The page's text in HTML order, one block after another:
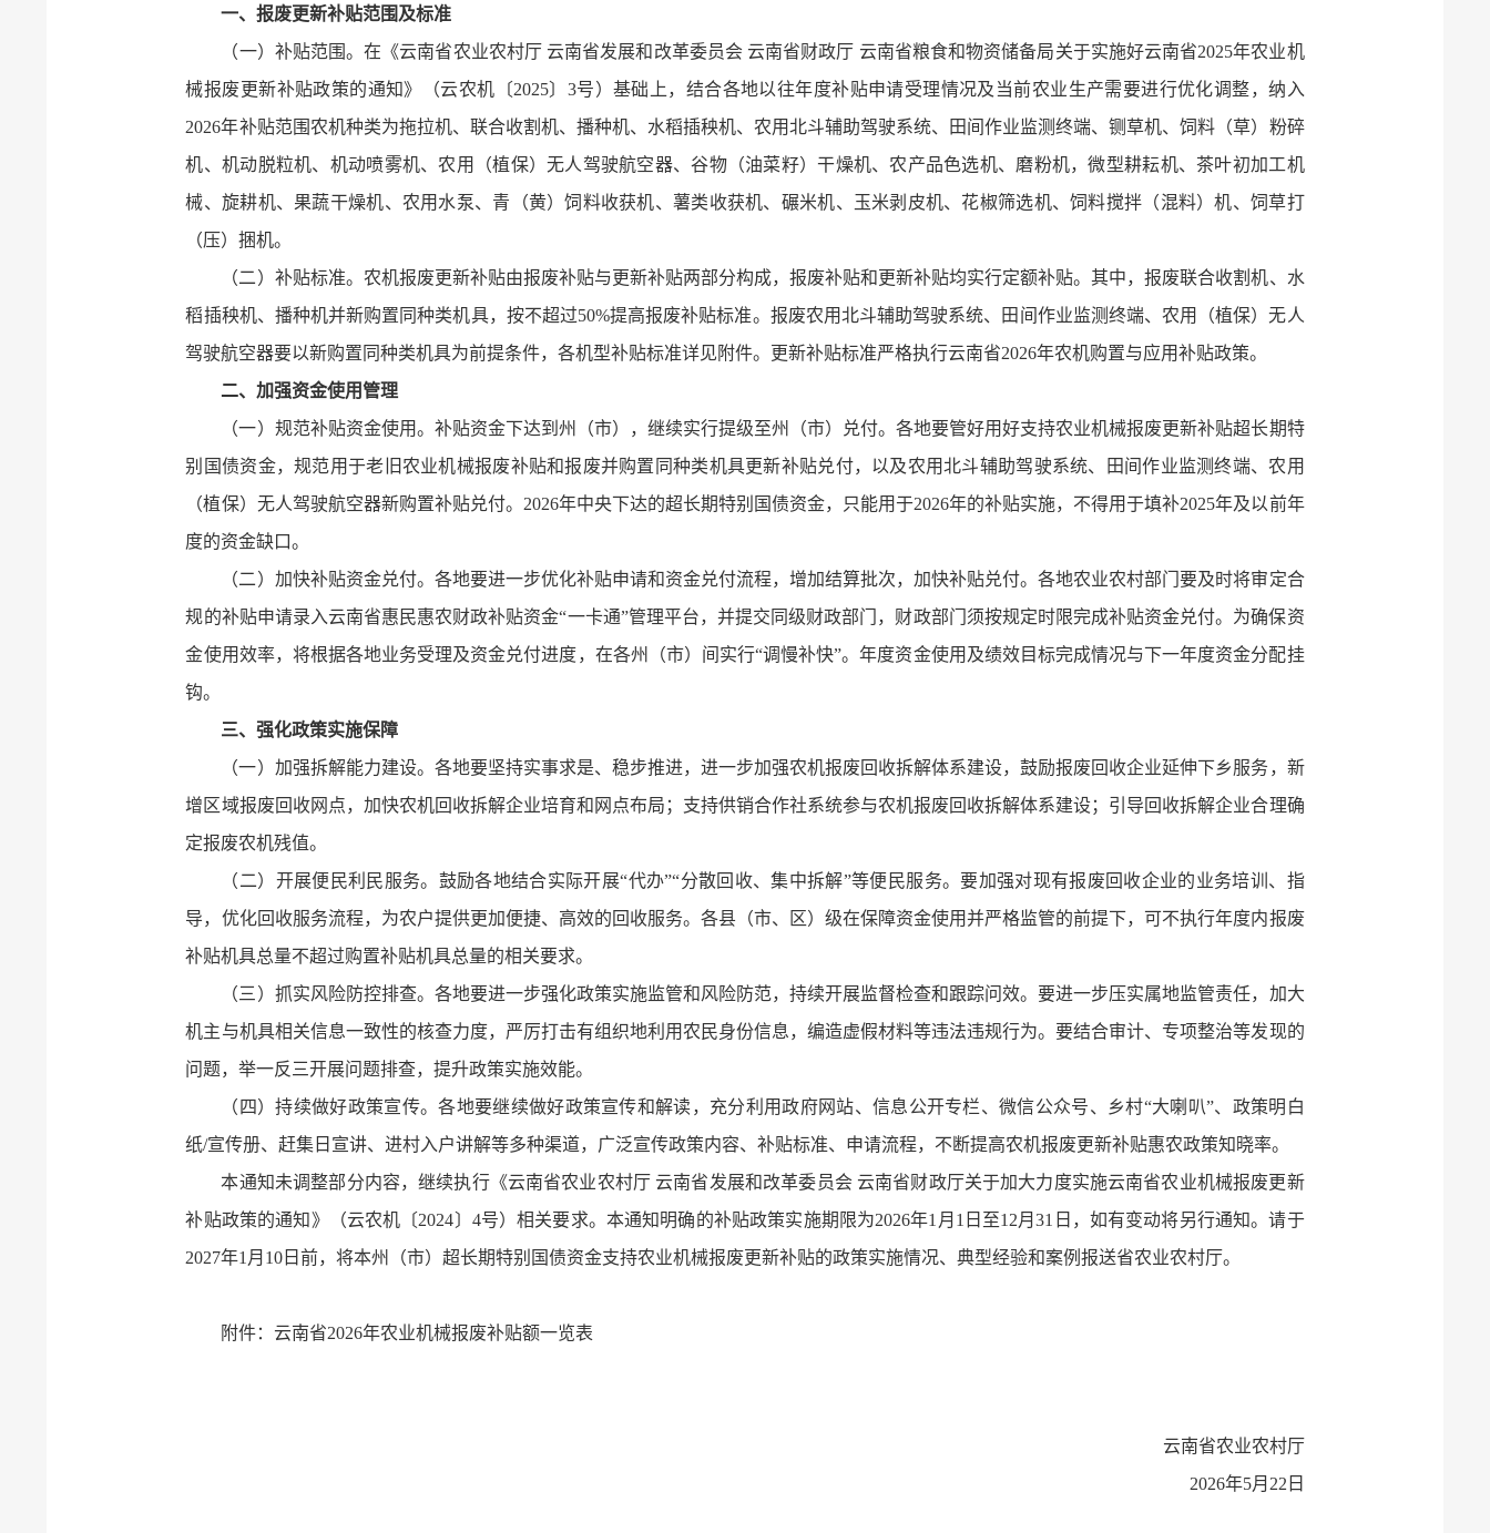
一、报废更新补贴范围及标准
（一）补贴范围。在《云南省农业农村厅 云南省发展和改革委员会 云南省财政厅 云南省粮食和物资储备局关于实施好云南省2025年农业机
械报废更新补贴政策的通知》（云农机〔2025〕3号）基础上，结合各地以往年度补贴申请受理情况及当前农业生产需要进行优化调整，纳入
2026年补贴范围农机种类为拖拉机、联合收割机、播种机、水稻插秧机、农用北斗辅助驾驶系统、田间作业监测终端、铡草机、饲料（草）粉碎
机、机动脱粒机、机动喷雾机、农用（植保）无人驾驶航空器、谷物（油菜籽）干燥机、农产品色选机、磨粉机，微型耕耘机、茶叶初加工机
械、旋耕机、果蔬干燥机、农用水泵、青（黄）饲料收获机、薯类收获机、碾米机、玉米剥皮机、花椒筛选机、饲料搅拌（混料）机、饲草打
（压）捆机。
（二）补贴标准。农机报废更新补贴由报废补贴与更新补贴两部分构成，报废补贴和更新补贴均实行定额补贴。其中，报废联合收割机、水
稻插秧机、播种机并新购置同种类机具，按不超过50%提高报废补贴标准。报废农用北斗辅助驾驶系统、田间作业监测终端、农用（植保）无人
驾驶航空器要以新购置同种类机具为前提条件，各机型补贴标准详见附件。更新补贴标准严格执行云南省2026年农机购置与应用补贴政策。
二、加强资金使用管理
（一）规范补贴资金使用。补贴资金下达到州（市），继续实行提级至州（市）兑付。各地要管好用好支持农业机械报废更新补贴超长期特
别国债资金，规范用于老旧农业机械报废补贴和报废并购置同种类机具更新补贴兑付，以及农用北斗辅助驾驶系统、田间作业监测终端、农用
（植保）无人驾驶航空器新购置补贴兑付。2026年中央下达的超长期特别国债资金，只能用于2026年的补贴实施，不得用于填补2025年及以前年
度的资金缺口。
（二）加快补贴资金兑付。各地要进一步优化补贴申请和资金兑付流程，增加结算批次，加快补贴兑付。各地农业农村部门要及时将审定合
规的补贴申请录入云南省惠民惠农财政补贴资金“一卡通”管理平台，并提交同级财政部门，财政部门须按规定时限完成补贴资金兑付。为确保资
金使用效率，将根据各地业务受理及资金兑付进度，在各州（市）间实行“调慢补快”。年度资金使用及绩效目标完成情况与下一年度资金分配挂
钩。
三、强化政策实施保障
（一）加强拆解能力建设。各地要坚持实事求是、稳步推进，进一步加强农机报废回收拆解体系建设，鼓励报废回收企业延伸下乡服务，新
增区域报废回收网点，加快农机回收拆解企业培育和网点布局；支持供销合作社系统参与农机报废回收拆解体系建设；引导回收拆解企业合理确
定报废农机残值。
（二）开展便民利民服务。鼓励各地结合实际开展“代办”“分散回收、集中拆解”等便民服务。要加强对现有报废回收企业的业务培训、指
导，优化回收服务流程，为农户提供更加便捷、高效的回收服务。各县（市、区）级在保障资金使用并严格监管的前提下，可不执行年度内报废
补贴机具总量不超过购置补贴机具总量的相关要求。
（三）抓实风险防控排查。各地要进一步强化政策实施监管和风险防范，持续开展监督检查和跟踪问效。要进一步压实属地监管责任，加大
机主与机具相关信息一致性的核查力度，严厉打击有组织地利用农民身份信息，编造虚假材料等违法违规行为。要结合审计、专项整治等发现的
问题，举一反三开展问题排查，提升政策实施效能。
（四）持续做好政策宣传。各地要继续做好政策宣传和解读，充分利用政府网站、信息公开专栏、微信公众号、乡村“大喇叭”、政策明白
纸/宣传册、赶集日宣讲、进村入户讲解等多种渠道，广泛宣传政策内容、补贴标准、申请流程，不断提高农机报废更新补贴惠农政策知晓率。
本通知未调整部分内容，继续执行《云南省农业农村厅 云南省发展和改革委员会 云南省财政厅关于加大力度实施云南省农业机械报废更新
补贴政策的通知》（云农机〔2024〕4号）相关要求。本通知明确的补贴政策实施期限为2026年1月1日至12月31日，如有变动将另行通知。请于
2027年1月10日前，将本州（市）超长期特别国债资金支持农业机械报废更新补贴的政策实施情况、典型经验和案例报送省农业农村厅。
附件： 云南省2026年农业机械报废补贴额一览表
云南省农业农村厅
2026年5月22日